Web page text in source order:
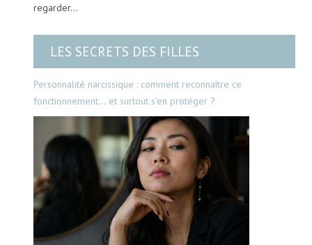
regarder…
LES SECRETS DES FILLES
Personnalité narcissique : comment reconnaître ce
fonctionnement… et surtout s’en protéger ?